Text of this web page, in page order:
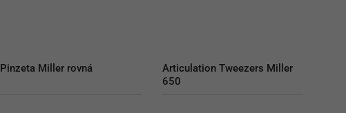
Pinzeta Miller rovná
Articulation Tweezers Miller
650